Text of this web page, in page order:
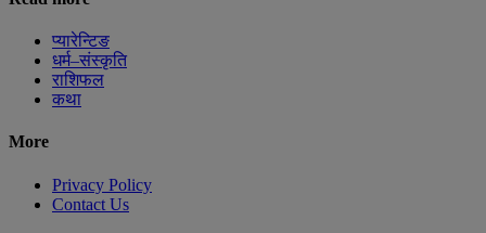
प्यारेन्टिङ
धर्म–संस्कृति
राशिफल
कथा
More
Privacy Policy
Contact Us